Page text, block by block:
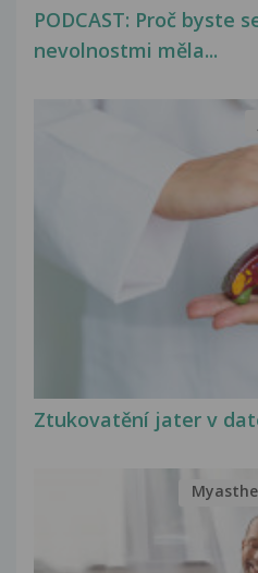
PODCAST: Proč byste
nevolnostmi měla...
Ztukovatění jater v